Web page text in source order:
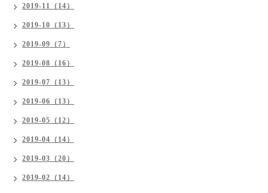
2019-11（14）
2019-10（13）
2019-09（7）
2019-08（16）
2019-07（13）
2019-06（13）
2019-05（12）
2019-04（14）
2019-03（20）
2019-02（14）